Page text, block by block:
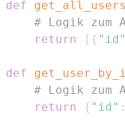
def get_all_users
# Logik zum
return
[ { "id"
def
# Logik zum
return
{ "id" :